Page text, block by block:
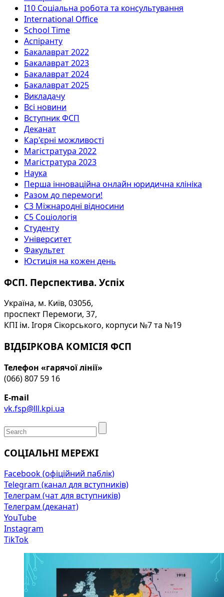
I10 Соціальна робота та консультування
International Office
School Time
Аспіранту
Бакалаврат 2022
Бакалаврат 2023
Бакалаврат 2024
Бакалаврат 2025
Викладачу
Всі новини
Вступник ФСП
Деканат
Кар'єрні можливості
Магістратура 2022
Магістратура 2023
Наука
Перша інноваційна онлайн юридична клініка
Разом до перемоги!
С3 Міжнародні відносини
С5 Соціологія
Студенту
Університет
Факультет
Юстиція на кожен день
ФСП. Перспектива. Успіх
Україна, м. Київ, 03056,
проспект Перемоги, 37,
КПІ ім. Ігоря Сікорського, корпуси №7 та №19
ВІДБІРКОВА КОМІСІЯ ФСП
Телефон «гарячої лінії»
(066) 807 59 16
E-mail
vk.fsp@lll.kpi.ua
СОЦІАЛЬНІ МЕРЕЖІ
Facebook (офіційний паблік)
Telegram (канал для вступників)
Телеграм (чат для вступників)
Телеграм (деканат)
YouTube
Instagram
TikTok